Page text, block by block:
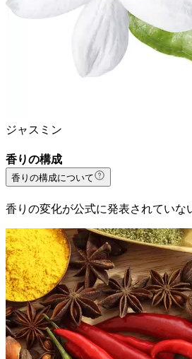
ジャスミン
香りの構成
香りの構成について
香りの変化が公式に発表されていな